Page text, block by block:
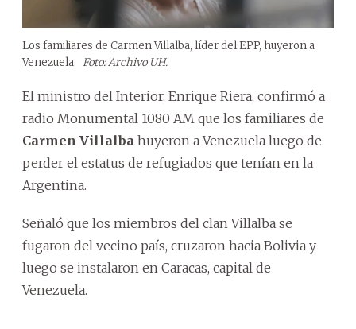
Los familiares de Carmen Villalba, líder del EPP, huyeron a
Venezuela. Foto: Archivo UH.
El ministro del Interior, Enrique Riera, confirmó a
radio Monumental 1080 AM que los familiares de
Carmen Villalba huyeron a Venezuela luego de
perder el estatus de refugiados que tenían en la
Argentina.
Señaló que los miembros del clan Villalba se
fugaron del vecino país, cruzaron hacia Bolivia y
luego se instalaron en Caracas, capital de
Venezuela.